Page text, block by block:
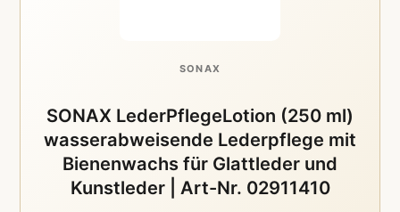
SONAX
SONAX LederPflegeLotion (250 ml)
wasserabweisende Lederpflege mit
Bienenwachs für Glattleder und
Kunstleder | Art-Nr. 02911410